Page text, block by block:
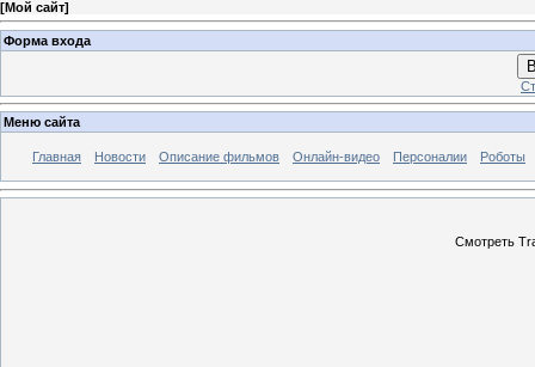
[Мой сайт]
Форма входа
Меню сайта
Главная Новости Описание фильмов Онлайн-видео Персоналии Роботы
Смотреть